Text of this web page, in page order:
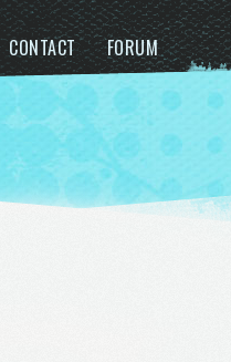
CONTACT FORUM